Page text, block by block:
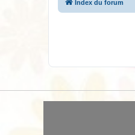
Index du forum